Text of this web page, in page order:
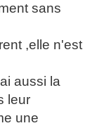
sans
,elle n'est
aussi la
leur
une